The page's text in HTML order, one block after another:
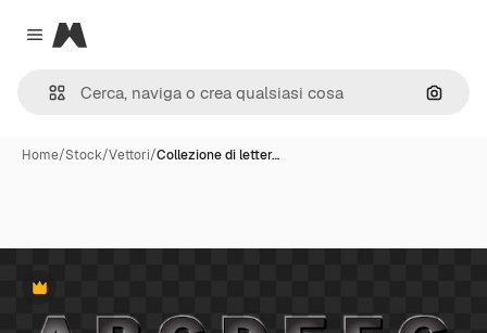
Close menu
Magnific
Cerca
Home/Stock/Vettori/Collezione di letter…
Premium